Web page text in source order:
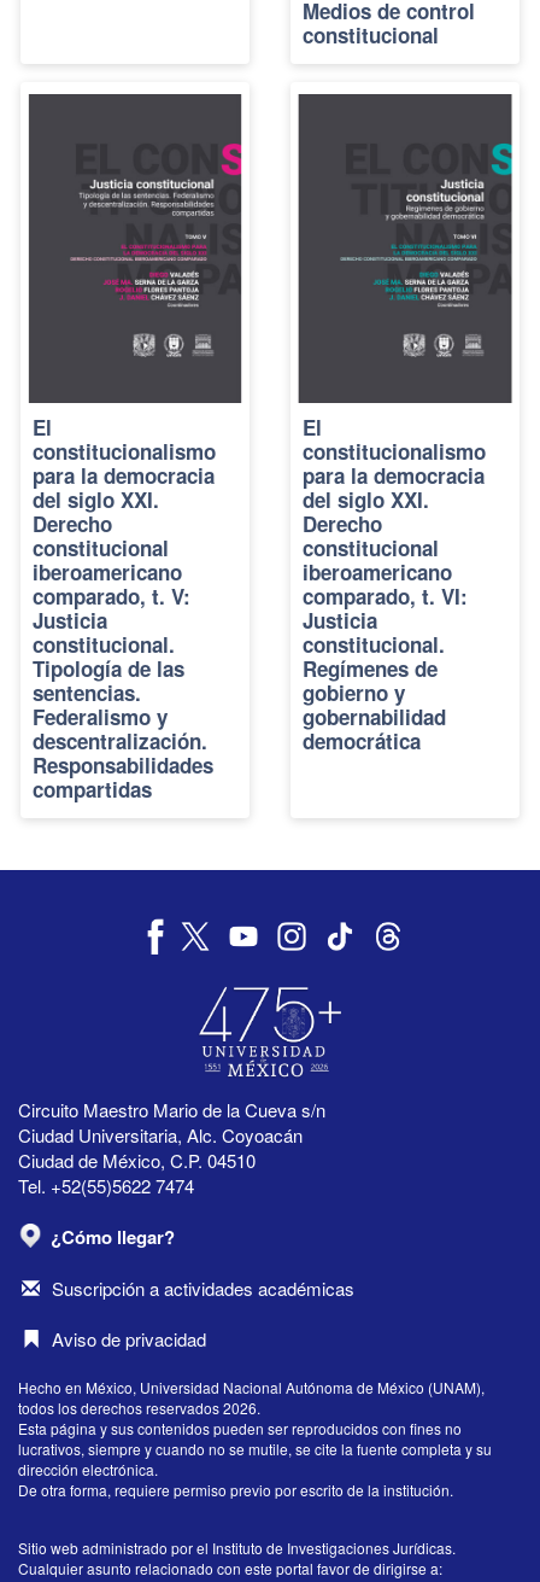
Medios de control
constitucional
El
constitucionalismo
para la democracia
del siglo XXI.
Derecho
constitucional
iberoamericano
comparado, t. V:
Justicia
constitucional.
Tipología de las
sentencias.
Federalismo y
descentralización.
Responsabilidades
compartidas
El
constitucionalismo
para la democracia
del siglo XXI.
Derecho
constitucional
iberoamericano
comparado, t. VI:
Justicia
constitucional.
Regímenes de
gobierno y
gobernabilidad
democrática
Circuito Maestro Mario de la Cueva s/n
Ciudad Universitaria, Alc. Coyoacán
Ciudad de México, C.P. 04510
Tel. +52(55)5622 7474
¿Cómo llegar?
Suscripción a actividades académicas
Aviso de privacidad
Hecho en México, Universidad Nacional Autónoma de México (UNAM),
todos los derechos reservados 2026.
Esta página y sus contenidos pueden ser reproducidos con fines no
lucrativos, siempre y cuando no se mutile, se cite la fuente completa y su
dirección electrónica.
De otra forma, requiere permiso previo por escrito de la institución.
Sitio web administrado por el Instituto de Investigaciones Jurídicas.
Cualquier asunto relacionado con este portal favor de dirigirse a: